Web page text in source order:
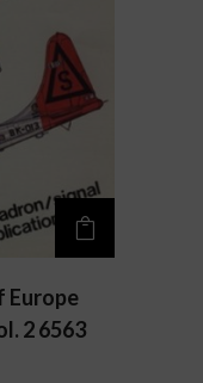
Europe
2 6563